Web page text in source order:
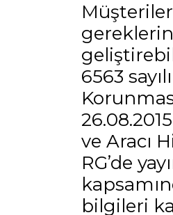
6563
ve Aracı
RG’de
bilgileri